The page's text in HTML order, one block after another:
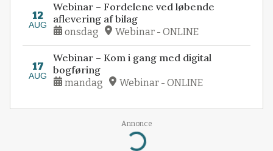
12
AUG
Webinar – Fordelene ved løbende
aflevering af bilag
onsdag Webinar - ONLINE
17
AUG
Webinar – Kom i gang med digital
bogføring
mandag Webinar - ONLINE
Annonce
Loading...